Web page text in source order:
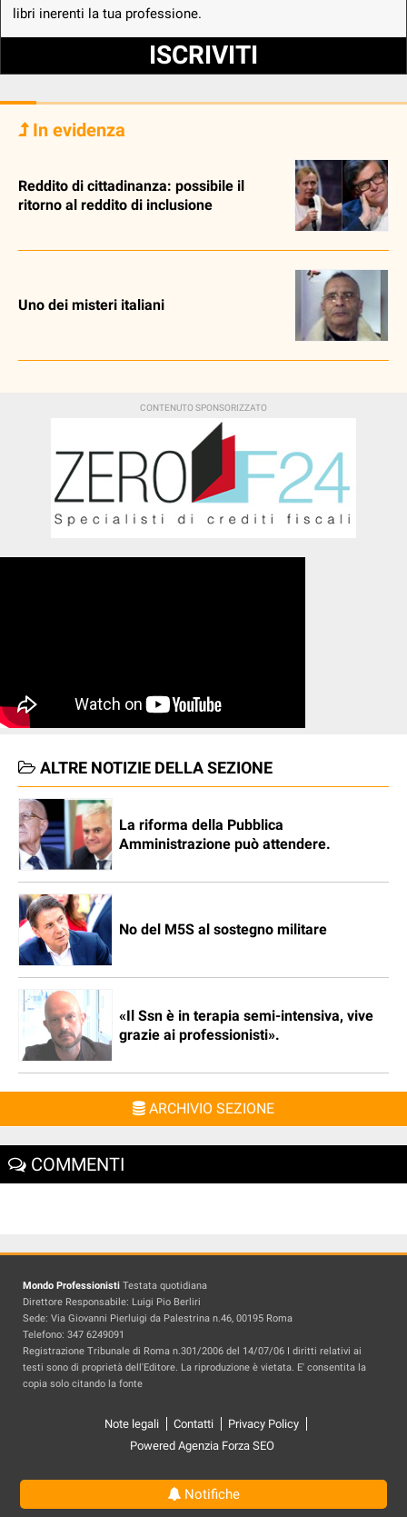
libri inerenti la tua professione.
ISCRIVITI
In evidenza
Reddito di cittadinanza: possibile il
ritorno al reddito di inclusione
Uno dei misteri italiani
ALTRE NOTIZIE DELLA SEZIONE
La riforma della Pubblica
Amministrazione può attendere.
No del M5S al sostegno militare
«Il Ssn è in terapia semi-intensiva, vive
grazie ai professionisti».
ARCHIVIO SEZIONE
COMMENTI
Mondo Professionisti Testata quotidiana
Direttore Responsabile: Luigi Pio Berliri
Sede: Via Giovanni Pierluigi da Palestrina n.46, 00195 Roma
Telefono: 347 6249091
Registrazione Tribunale di Roma n.301/2006 del 14/07/06 I diritti relativi ai
testi sono di proprietà dell'Editore. La riproduzione è vietata. E' consentita la
copia solo citando la fonte
Note legali Contatti
Privacy Policy
Powered Agenzia Forza SEO
Notifiche